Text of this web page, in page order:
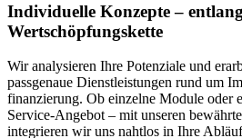
Individuelle Konzepte –
Wertschöpfungskette
Wir analysieren Ihre Potenziale und
passgenaue Dienstleistungen rund um
finanzierung. Ob einzelne Module oder
Service-Angebot – mit unseren
integrieren wir uns nahtlos in Ihre